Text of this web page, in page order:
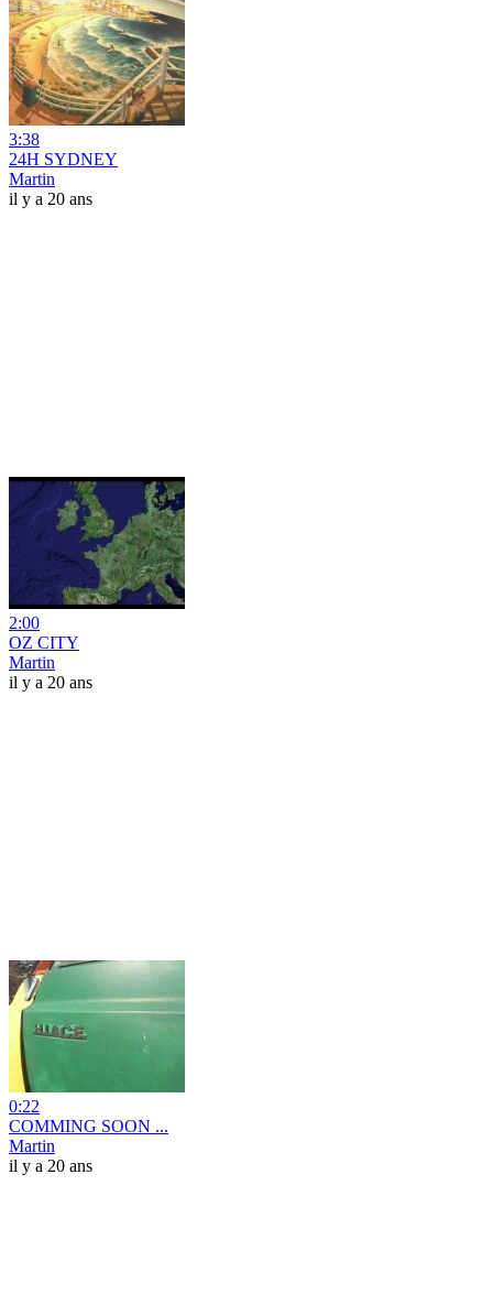
3:38
24H SYDNEY
Martin
il y a 20 ans
2:00
OZ CITY
Martin
il y a 20 ans
0:22
COMMING SOON ...
Martin
il y a 20 ans